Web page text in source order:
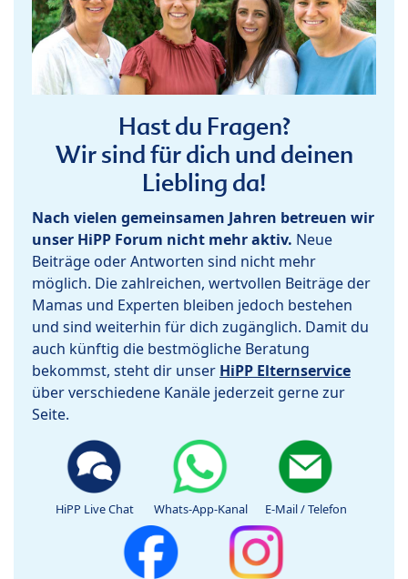
Hast du Fragen?
Wir sind für dich und deinen
Liebling da!
Nach vielen gemeinsamen Jahren betreuen wir
unser HiPP Forum nicht mehr aktiv. Neue
Beiträge oder Antworten sind nicht mehr
möglich. Die zahlreichen, wertvollen Beiträge der
Mamas und Experten bleiben jedoch bestehen
und sind weiterhin für dich zugänglich. Damit du
auch künftig die bestmögliche Beratung
bekommst, steht dir unser HiPP Elternservice
über verschiedene Kanäle jederzeit gerne zur
Seite.
HiPP Live Chat Whats-App-Kanal E-Mail / Telefon